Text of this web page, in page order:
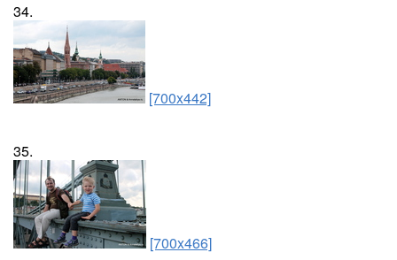
34.
[700x442]
35.
[700x466]